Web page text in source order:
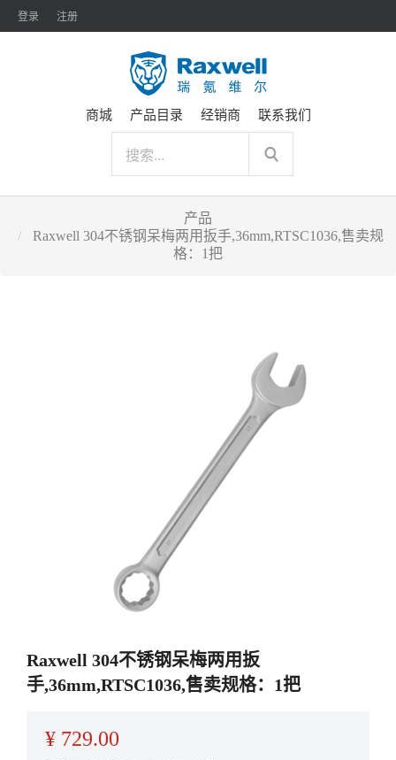
登录 注册
商城 产品目录 经销商 联系我们
产品
Raxwell 304不锈钢呆梅两用扳手,36mm,RTSC1036,售卖规
格：1把
Raxwell 304不锈钢呆梅两用扳
手,36mm,RTSC1036,售卖规格：1把
¥ 729.00